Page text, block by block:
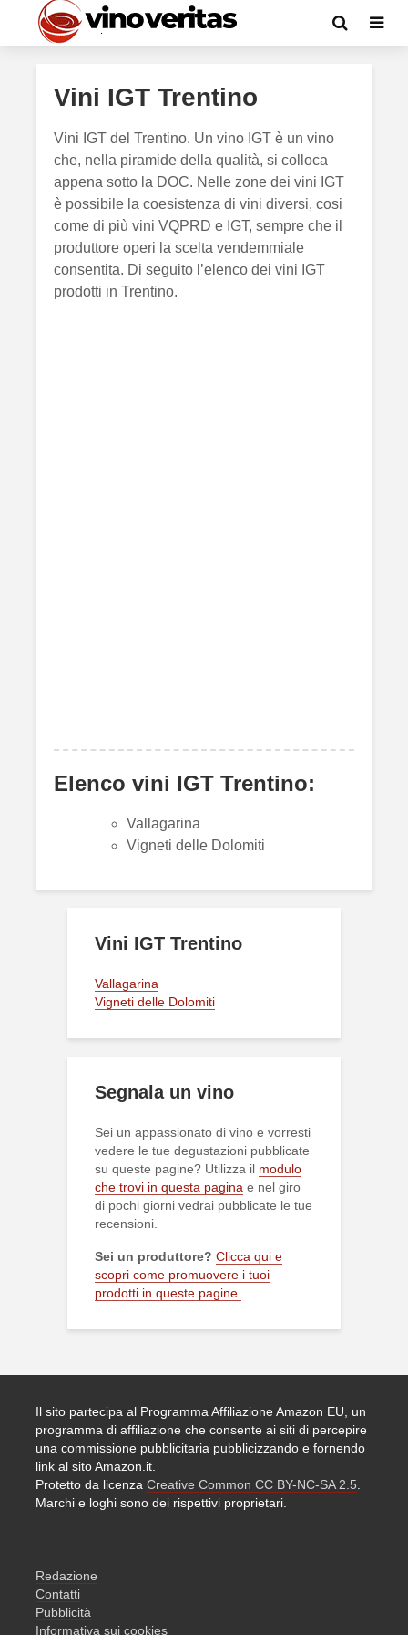
Vini IGT Trentino
Vini IGT del Trentino. Un vino IGT è un vino
che, nella piramide della qualità, si colloca
appena sotto la DOC. Nelle zone dei vini IGT
è possibile la coesistenza di vini diversi, cosi
come di più vini VQPRD e IGT, sempre che il
produttore operi la scelta vendemmiale
consentita. Di seguito l’elenco dei vini IGT
prodotti in Trentino.
Elenco vini IGT Trentino:
Vallagarina
Vigneti delle Dolomiti
Vini IGT Trentino
Vallagarina
Vigneti delle Dolomiti
Segnala un vino
Sei un appassionato di vino e vorresti
vedere le tue degustazioni pubblicate
su queste pagine? Utilizza il modulo
che trovi in questa pagina e nel giro
di pochi giorni vedrai pubblicate le tue
recensioni.
Sei un produttore? Clicca qui e
scopri come promuovere i tuoi
prodotti in queste pagine.
Il sito partecipa al Programma Affiliazione Amazon EU, un
programma di affiliazione che consente ai siti di percepire
una commissione pubblicitaria pubblicizzando e fornendo
link al sito Amazon.it.
Protetto da licenza Creative Common CC BY-NC-SA 2.5
Marchi e loghi sono dei rispettivi proprietari.
Redazione
Contatti
Pubblicità
Informativa sui cookies